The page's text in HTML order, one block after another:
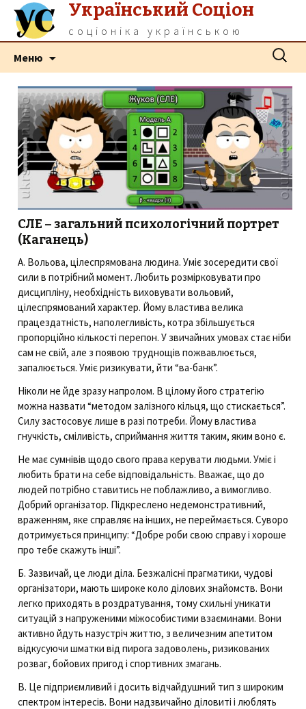
Український Соціон
соціоніка українською
Меню
Пошук:
СЛЕ – загальний психологічний портрет
(Каганець)
А. Вольова, цілеспрямована людина. Уміє зосередити свої
сили в потрібний момент. Любить розмірковувати про
дисципліну, необхідність виховувати вольовий,
цілеспрямований характер. Йому властива велика
працездатність, наполегливість, котра збільшується
пропорційно кількості перепон. У звичайних умовах стає ніби
сам не свій, але з появою труднощів пожвавлюється,
запалюється. Уміє ризикувати, йти “ва-банк”.
Ніколи не йде зразу напролом. В цілому його стратегію
можна назвати “методом залізного кільця, що стискається”.
Силу застосовує лише в разі потреби. Йому властива
гнучкість, сміливість, сприймання життя таким, яким воно є.
Не має сумнівів щодо свого права керувати людьми. Уміє і
любить брати на себе відповідальність. Вважає, що до
людей потрібно ставитись не поблажливо, а вимогливо.
Добрий організатор. Підкреслено недемонстративний,
враженням, яке справляє на інших, не переймається. Суворо
дотримується принципу: “Добре роби свою справу і хороше
про тебе скажуть інші”.
Б. Зазвичай, це люди діла. Безжалісні прагматики, чудові
організатори, мають широке коло ділових знайомств. Вони
легко приходять в роздратування, тому схильні уникати
ситуацій з напруженими міжособистими взаєминами. Вони
активно йдуть назустріч життю, з величезним апетитом
відкусуючи шматки від пирога задоволень, ризикованих
розваг, бойових пригод і спортивних змагань.
В. Це підприємливий і досить відчайдушний тип з широким
спектром інтересів. Вони надзвичайно діловиті і люблять